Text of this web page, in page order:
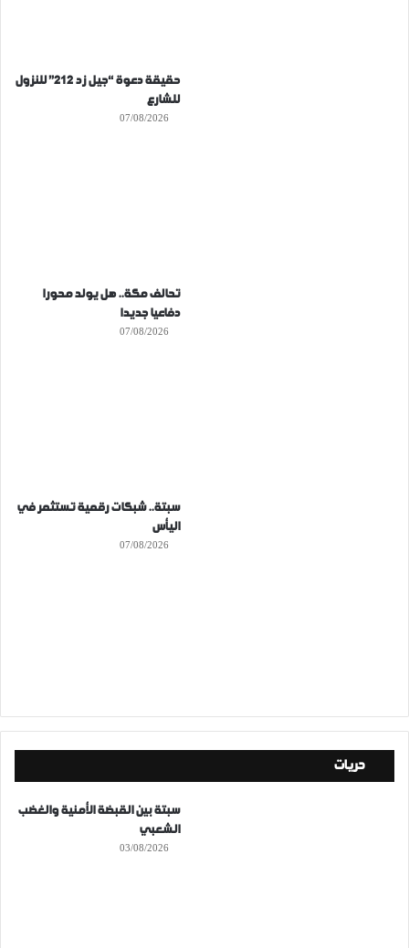
حقيقة دعوة “جيل زد 212” للنزول
للشارع
07/08/2026
تحالف مكة.. هل يولد محورا
دفاعيا جديدا
07/08/2026
سبتة.. شبكات رقمية تستثمر في
اليأس
07/08/2026
حريات
سبتة بين القبضة الأمنية والغضب
الشعبي
03/08/2026